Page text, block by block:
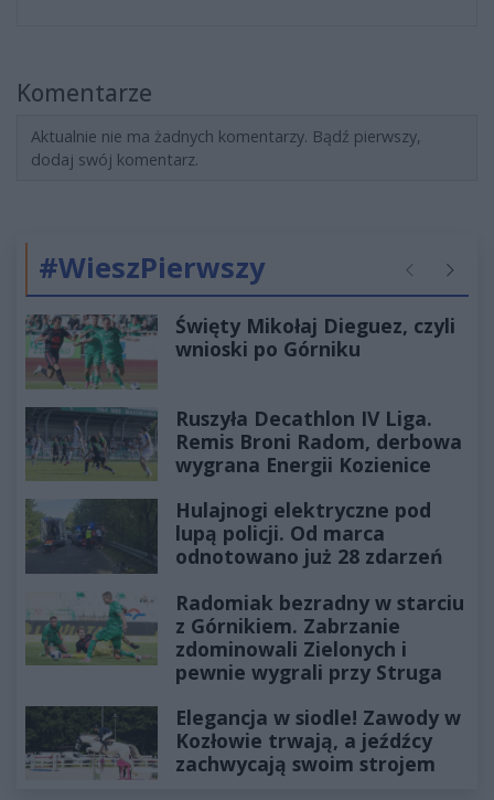
Komentarze
Aktualnie nie ma żadnych komentarzy. Bądź pierwszy,
dodaj swój komentarz.
#WieszPierwszy Poprzednie
Święty Mikołaj Dieguez, czyli
wnioski po Górniku
Ruszyła Decathlon IV Liga.
Remis Broni Radom, derbowa
wygrana Energii Kozienice
Hulajnogi elektryczne pod
lupą policji. Od marca
odnotowano już 28 zdarzeń
Radomiak bezradny w starciu
z Górnikiem. Zabrzanie
zdominowali Zielonych i
pewnie wygrali przy Struga
Elegancja w siodle! Zawody w
Kozłowie trwają, a jeźdźcy
zachwycają swoim strojem